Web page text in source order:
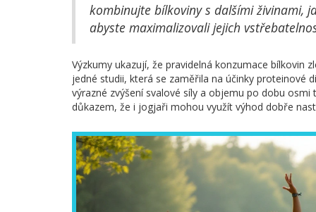
kombinujte bílkoviny s dalšími živinami,
abyste maximalizovali jejich
Výzkumy ukazují, že pravidelná konzumace bílkovin
jedné studii, která se zaměřila na účinky proteinové
výrazné zvýšení svalové síly a objemu po dobu
důkazem, že i jogjaři mohou využít výhod dobře